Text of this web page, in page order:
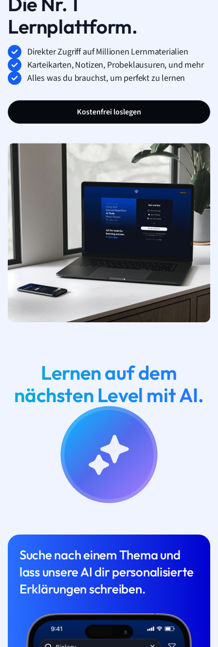
Lernplattform.
Direkter Zugriff auf Millionen Lernmaterialien
Karteikarten, Notizen, Probeklausuren, und mehr
Alles was du brauchst, um perfekt zu lernen
Kostenfrei loslegen
Lernen auf dem
nächsten Level mit AI.
Suche nach einem Thema und
lass unsere AI dir personalisierte
Erklärungen schreiben.